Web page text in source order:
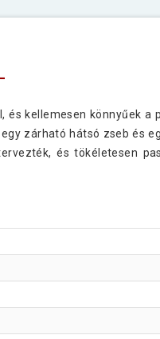
kellemesen könnyűek a
zárható hátsó zseb és
és tökéletesen